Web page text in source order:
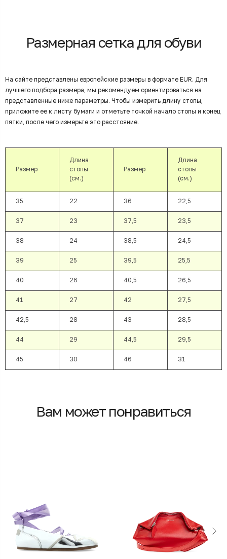
Размерная сетка для обуви
На сайте представлены европейские размеры в формате EUR. Для
лучшего подбора размера, мы рекомендуем ориентироваться на
представленные ниже параметры. Чтобы измерить длину стопы,
приложите ее к листу бумаги и отметьте точкой начало стопы и конец
пятки, после чего измерьте это расстояние.
Размер
Длина
стопы
(см.)
Размер
Длина
стопы
(см.)
35 22 36 22,5
37 23 37,5 23,5
38 24 38,5 24,5
39 25 39,5 25,5
40 26 40,5 26,5
41 27 42 27,5
42,5 28 43 28,5
44 29 44,5 29,5
45 30 46 31
Вам может понравиться